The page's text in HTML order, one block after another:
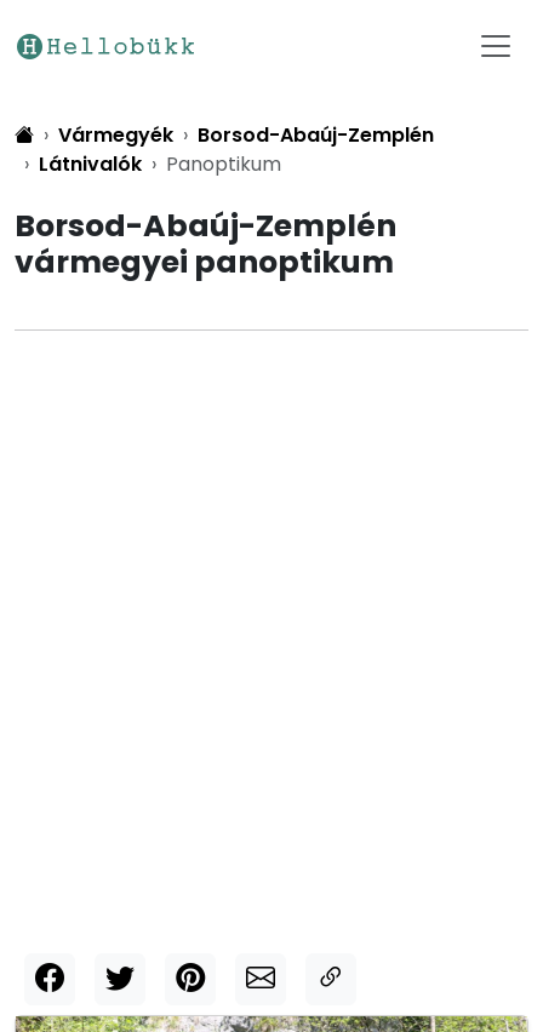
Vármegyék
Borsod-Abaúj-Zemplén
Látnivalók
Panoptikum
Borsod-Abaúj-Zemplén
vármegyei panoptikum